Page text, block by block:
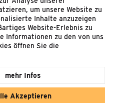
gmbh.com
GmbH
um unsere Website zu
Inhalte anzuzeigen
Website-Erlebnis zu
Informationen zu den von uns
öffnen Sie die
mehr Infos
Akzeptieren